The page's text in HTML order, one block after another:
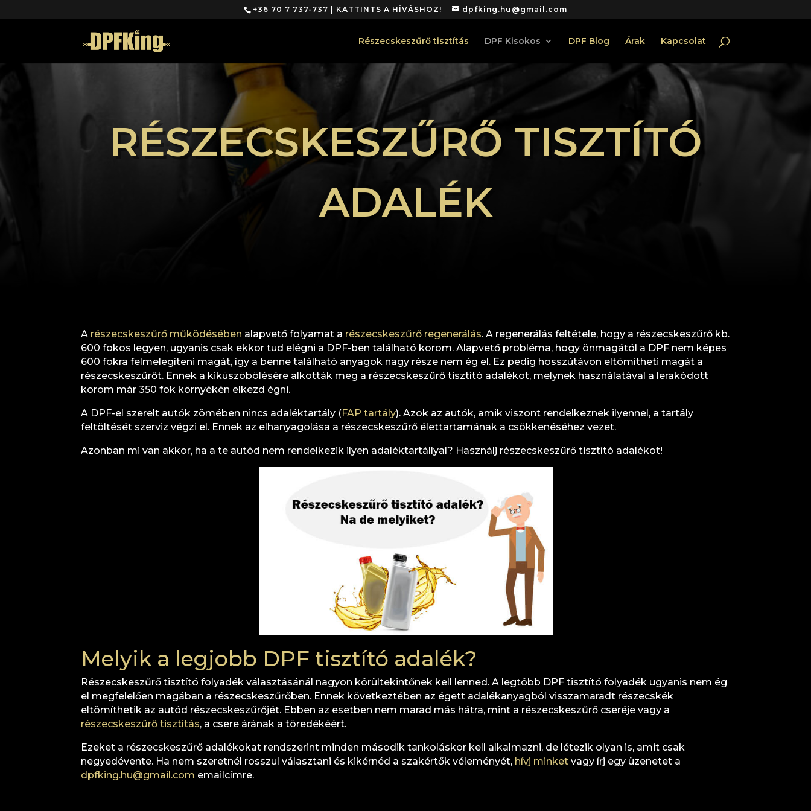
+36 70 7 737-737 | KATTINTS A HÍVÁSHOZ! dpfking.hu@gmail.com
Részecskeszűrő tisztítás DPF Kisokos DPF Blog Árak Kapcsolat
RÉSZECSKESZŰRŐ TISZTÍTÓ
ADALÉK
A részecskeszűrő működésében alapvető folyamat a részecskeszűrő regenerálás. A regenerálás feltétele, hogy a részecskeszűrő kb.
600 fokos legyen, ugyanis csak ekkor tud elégni a DPF-ben található korom. Alapvető probléma, hogy önmagától a DPF nem képes
600 fokra felmelegíteni magát, így a benne található anyagok nagy része nem ég el. Ez pedig hosszútávon eltömítheti magát a
részecskeszűrőt. Ennek a kiküszöbölésére alkották meg a részecskeszűrő tisztító adalékot, melynek használatával a lerakódott
korom már 350 fok környékén elkezd égni.
A DPF-el szerelt autók zömében nincs adaléktartály (FAP tartály). Azok az autók, amik viszont rendelkeznek ilyennel, a tartály
feltöltését szerviz végzi el. Ennek az elhanyagolása a részecskeszűrő élettartamának a csökkenéséhez vezet.
Azonban mi van akkor, ha a te autód nem rendelkezik ilyen adaléktartállyal? Használj részecskeszűrő tisztító adalékot!
Melyik a legjobb DPF tisztító adalék?
Részecskeszűrő tisztító folyadék választásánál nagyon körültekintőnek kell lenned. A legtöbb DPF tisztító folyadék ugyanis nem ég
el megfelelően magában a részecskeszűrőben. Ennek következtében az égett adalékanyagból visszamaradt részecskék
eltömíthetik az autód részecskeszűrőjét. Ebben az esetben nem marad más hátra, mint a részecskeszűrő cseréje vagy a
részecskeszűrő tisztítás, a csere árának a töredékéért.
Ezeket a részecskeszűrő adalékokat rendszerint minden második tankoláskor kell alkalmazni, de létezik olyan is, amit csak
negyedévente. Ha nem szeretnél rosszul választani és kikérnéd a szakértők véleményét, hívj minket vagy írj egy üzenetet a
dpfking.hu@gmail.com emailcímre.